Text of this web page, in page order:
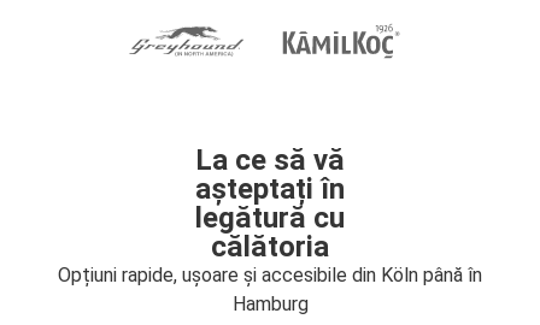
La ce să vă
așteptați în
legătură cu
călătoria
Opțiuni rapide, ușoare și accesibile din Köln până în
Hamburg